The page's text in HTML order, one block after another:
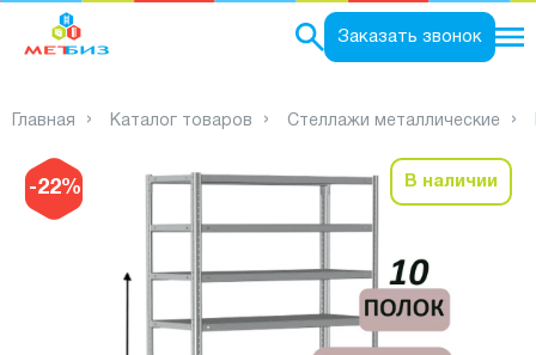
Заказать звонок
Главная Каталог товаров Стеллажи металлические
-22% В наличии